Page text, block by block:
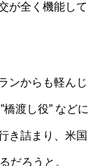
が全く機能して
ンからも軽んじ
渡し役” などに
き詰まり、米国
だろうと。